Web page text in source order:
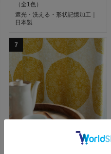
（全1色）
遮光・洗える・形状記憶加工｜
日本製
7
（全2色）
オーダーカーテン
デザイン
ブランド
機能